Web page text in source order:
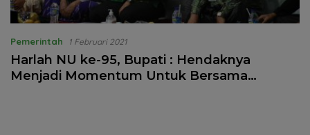
Pemerintah 1 Februari 2021
Harlah NU ke-95, Bupati : Hendaknya
Menjadi Momentum Untuk Bersama